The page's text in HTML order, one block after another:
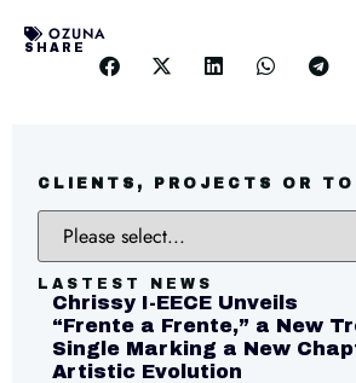
OZUNA
SHARE
CLIENTS, PROJECTS OR
LASTEST NEWS
Chrissy I-EECE Unveils
“Frente a Frente,” a New
Single Marking a New
Artistic Evolution